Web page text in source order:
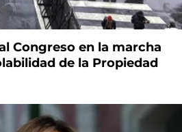
Congreso en la marcha
de la Propiedad